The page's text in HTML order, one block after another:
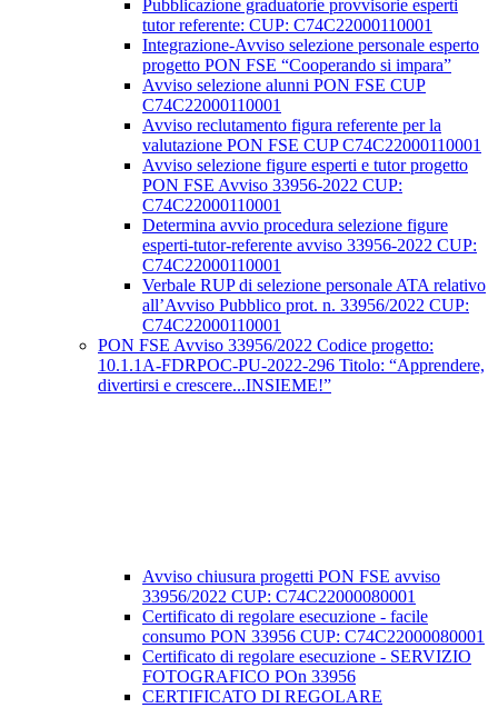
Pubblicazione graduatorie provvisorie esperti
tutor referente: CUP: C74C22000110001
Integrazione-Avviso selezione personale esperto
progetto PON FSE “Cooperando si impara”
Avviso selezione alunni PON FSE CUP
C74C22000110001
Avviso reclutamento figura referente per la
valutazione PON FSE CUP C74C22000110001
Avviso selezione figure esperti e tutor progetto
PON FSE Avviso 33956-2022 CUP:
C74C22000110001
Determina avvio procedura selezione figure
esperti-tutor-referente avviso 33956-2022 CUP:
C74C22000110001
Verbale RUP di selezione personale ATA relativo
all’Avviso Pubblico prot. n. 33956/2022 CUP:
C74C22000110001
PON FSE Avviso 33956/2022 Codice progetto:
10.1.1A-FDRPOC-PU-2022-296 Titolo: “Apprendere,
divertirsi e crescere...INSIEME!”
Avviso chiusura progetti PON FSE avviso
33956/2022 CUP: C74C22000080001
Certificato di regolare esecuzione - facile
consumo PON 33956 CUP: C74C22000080001
Certificato di regolare esecuzione - SERVIZIO
FOTOGRAFICO POn 33956
CERTIFICATO DI REGOLARE